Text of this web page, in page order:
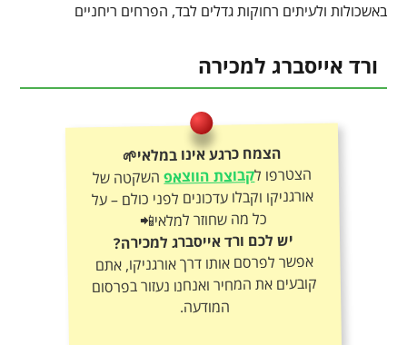
באשכולות ולעיתים רחוקות גדלים לבד, הפרחים ריחניים
ורד אייסברג למכירה
הצמח כרגע אינו במלאי🌱
הצטרפו לקבוצת הווצאפהשקטה של
אורגניקו וקבלו עדכונים לפני כולם – על
כל מה שחוזר למלאי📲
יש לכם ורד אייסברג למכירה?
אפשר לפרסם אותו דרך אורגניקו, אתם
קובעים את המחיר ואנחנו נעזור בפרסום
המודעה.